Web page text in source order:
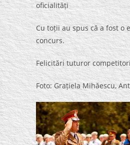
oficialități
Cu toții au spus că a fost o
concurs.
Felicitări tuturor
Foto: Grațiela Mihăescu,